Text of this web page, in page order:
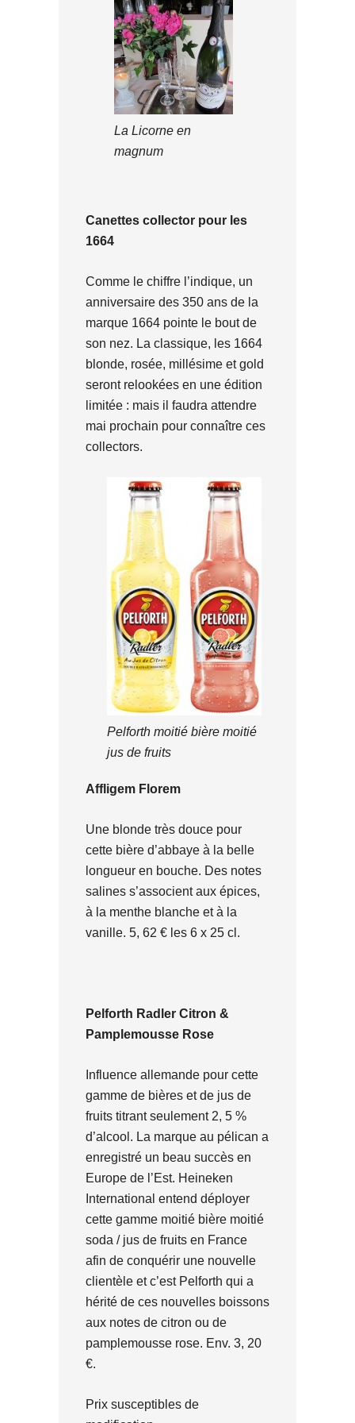
La Licorne en
magnum
Canettes collector pour les
1664
Comme le chiffre l’indique, un
anniversaire des 350 ans de la
marque 1664 pointe le bout de
son nez. La classique, les 1664
blonde, rosée, millésime et gold
seront relookées en une édition
limitée : mais il faudra attendre
mai prochain pour connaître ces
collectors.
Pelforth moitié bière moitié
jus de fruits
Affligem Florem
Une blonde très douce pour
cette bière d’abbaye à la belle
longueur en bouche. Des notes
salines s’associent aux épices,
à la menthe blanche et à la
vanille. 5, 62 € les 6 x 25 cl.
Pelforth Radler Citron &
Pamplemousse Rose
Influence allemande pour cette
gamme de bières et de jus de
fruits titrant seulement 2, 5 %
d’alcool. La marque au pélican a
enregistré un beau succès en
Europe de l’Est. Heineken
International entend déployer
cette gamme moitié bière moitié
soda / jus de fruits en France
afin de conquérir une nouvelle
clientèle et c’est Pelforth qui a
hérité de ces nouvelles boissons
aux notes de citron ou de
pamplemousse rose. Env. 3, 20
€.
Prix susceptibles de